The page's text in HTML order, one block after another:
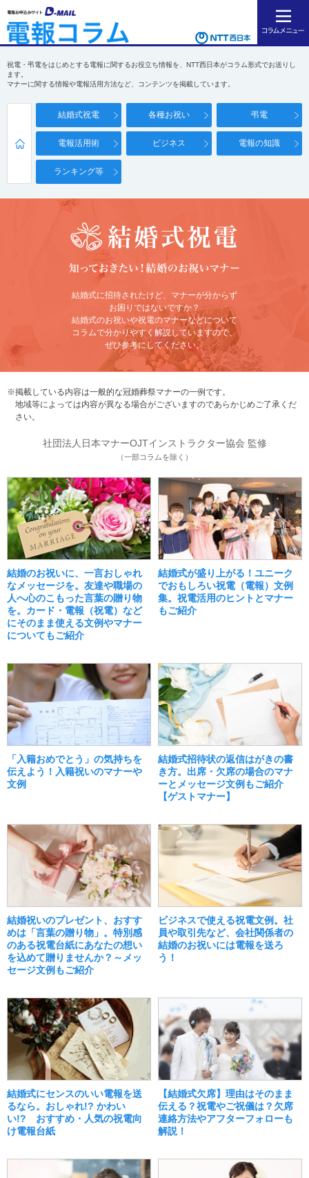
祝電・弔電をはじめとする電報に関するお役立ち情報を、NTT西日本がコラム形式でお送りし
ます。
マナーに関する情報や電報活用方法など、コンテンツを掲載しています。
結婚式祝電 各種お祝い 弔電
電報活用術 ビジネス 電報の知識
ランキング等
結婚式に招待されたけど、マナーが分からず
お困りではないですか？
結婚式のお祝いや祝電のマナーなどについて
コラムで分かりやすく解説していますので、
ぜひ参考にしてください。
※掲載している内容は一般的な冠婚葬祭マナーの一例です。
地域等によっては内容が異なる場合がございますのであらかじめご了承くだ
さい。
社団法人日本マナーOJTインストラクター協会 監修
（一部コラムを除く）
結婚のお祝いに、一言おしゃれ
なメッセージを。友達や職場の
人へ心のこもった言葉の贈り物
を。カード・電報（祝電）など
にそのまま使える文例やマナー
についてもご紹介
結婚式が盛り上がる！ユニーク
でおもしろい祝電（電報）文例
集。祝電活用のヒントとマナー
もご紹介
「入籍おめでとう」の気持ちを
伝えよう！入籍祝いのマナーや
文例
結婚式招待状の返信はがきの書
き方。出席・欠席の場合のマナ
ーとメッセージ文例もご紹介
【ゲストマナー】
結婚祝いのプレゼント、おすす
めは「言葉の贈り物」。特別感
のある祝電台紙にあなたの想い
を込めて贈りませんか？～メッ
セージ文例もご紹介
ビジネスで使える祝電文例。社
員や取引先など、会社関係者の
結婚のお祝いには電報を送ろ
う！
結婚式にセンスのいい電報を送
るなら。おしゃれ!? かわい
い!? おすすめ・人気の祝電向
け電報台紙
【結婚式欠席】理由はそのまま
伝える？祝電やご祝儀は？欠席
連絡方法やアフターフォローも
解説！